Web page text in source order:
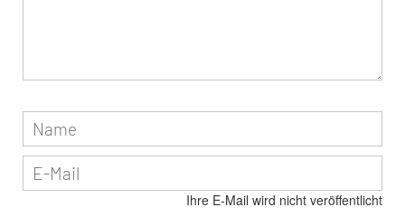
Ihre E-Mail wird nicht veröffentlicht